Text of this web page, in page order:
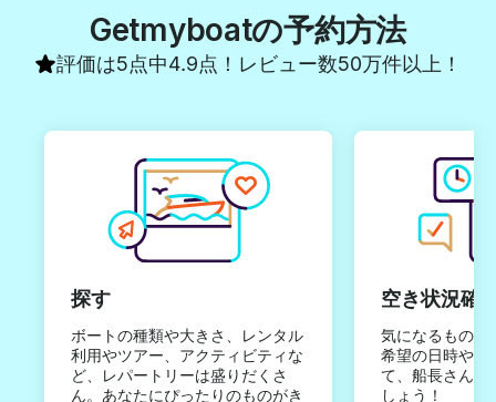
Getmyboatの予約方法
評価は5点中4.9点！レビュー数50万件以上！
探す
ボートの種類や大きさ、レンタル
利用やツアー、アクティビティな
ど、レパートリーは盛りだくさ
ん。あなたにぴったりのものがき
空き状況確
気になるものは
希望の日時やご
て、船長さんか
しょう！